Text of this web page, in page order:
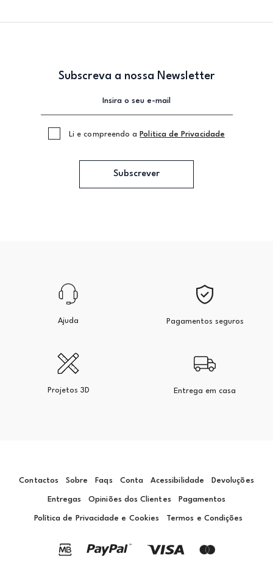
Subscreva a nossa Newsletter
Li e compreendo a Politica de Privacidade
Subscrever
Ajuda Pagamentos seguros
Projetos 3D Entrega em casa
Contactos Sobre Faqs Conta Acessibilidade Devoluções
Entregas Opiniões dos Clientes Pagamentos
Política de Privacidade e Cookies Termos e Condições